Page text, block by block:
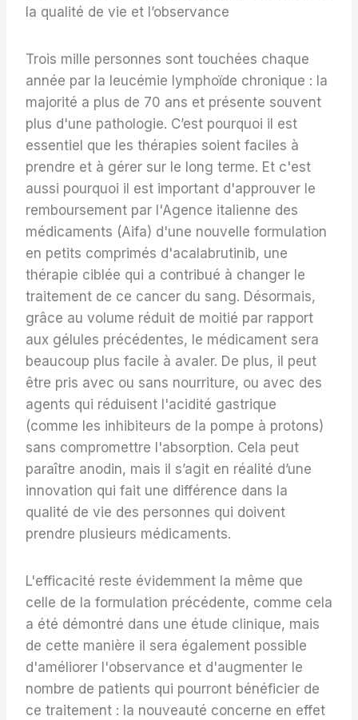
la qualité de vie et l’observance
Trois mille personnes sont touchées chaque
année par la leucémie lymphoïde chronique : la
majorité a plus de 70 ans et présente souvent
plus d'une pathologie. C’est pourquoi il est
essentiel que les thérapies soient faciles à
prendre et à gérer sur le long terme. Et c'est
aussi pourquoi il est important d'approuver le
remboursement par l'Agence italienne des
médicaments (Aifa) d'une nouvelle formulation
en petits comprimés d'acalabrutinib, une
thérapie ciblée qui a contribué à changer le
traitement de ce cancer du sang. Désormais,
grâce au volume réduit de moitié par rapport
aux gélules précédentes, le médicament sera
beaucoup plus facile à avaler. De plus, il peut
être pris avec ou sans nourriture, ou avec des
agents qui réduisent l'acidité gastrique
(comme les inhibiteurs de la pompe à protons)
sans compromettre l'absorption. Cela peut
paraître anodin, mais il s’agit en réalité d’une
innovation qui fait une différence dans la
qualité de vie des personnes qui doivent
prendre plusieurs médicaments.
L'efficacité reste évidemment la même que
celle de la formulation précédente, comme cela
a été démontré dans une étude clinique, mais
de cette manière il sera également possible
d'améliorer l'observance et d'augmenter le
nombre de patients qui pourront bénéficier de
ce traitement : la nouveauté concerne en effet